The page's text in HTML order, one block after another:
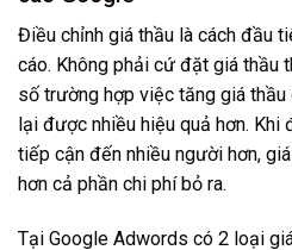
Điều chỉnh giá thầu là cách đầu
cáo. Không phải cứ đặt giá thầu
số trường hợp việc tăng giá
lại được nhiều hiệu quả hơn.
tiếp cận đến nhiều người hơn,
hơn cả phần chi phí bỏ ra.
Tại Google Adwords có 2 loại